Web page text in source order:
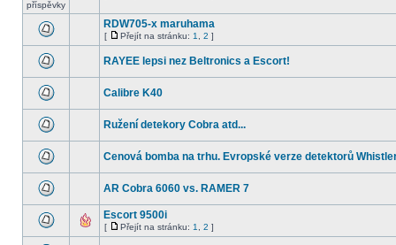
RDW705-x maruhama
[ Přejít na stránku: 1 2 ]
RAYEE lepsi nez Beltronics a Escort!
Calibre K40
Ružení detekory Cobra atd...
Cenová bomba na trhu. Evropské verze detektorů
AR Cobra 6060 vs. RAMER 7
Escort 9500i
[ Přejít na stránku: 1 2 ]